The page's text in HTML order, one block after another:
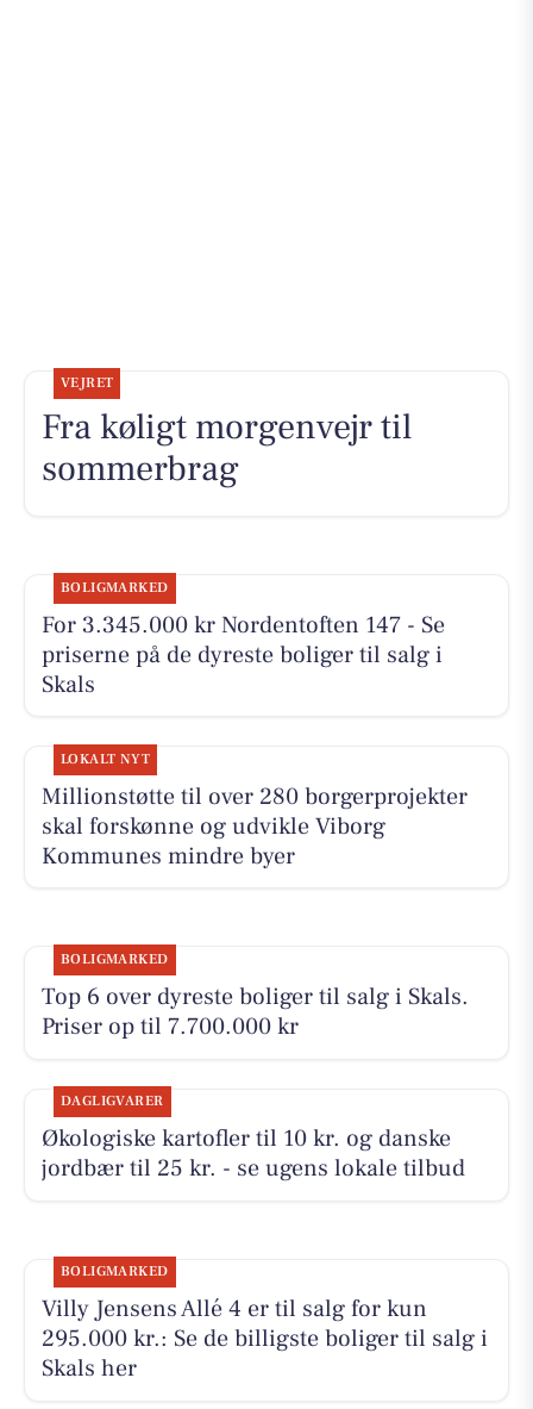
VEJRET
Fra køligt morgenvejr til
sommerbrag
BOLIGMARKED
For 3.345.000 kr Nordentoften 147 - Se
priserne på de dyreste boliger til salg i
Skals
LOKALT NYT
Millionstøtte til over 280 borgerprojekter
skal forskønne og udvikle Viborg
Kommunes mindre byer
BOLIGMARKED
Top 6 over dyreste boliger til salg i Skals.
Priser op til 7.700.000 kr
DAGLIGVARER
Økologiske kartofler til 10 kr. og danske
jordbær til 25 kr. - se ugens lokale tilbud
BOLIGMARKED
Villy Jensens Allé 4 er til salg for kun
295.000 kr.: Se de billigste boliger til salg i
Skals her